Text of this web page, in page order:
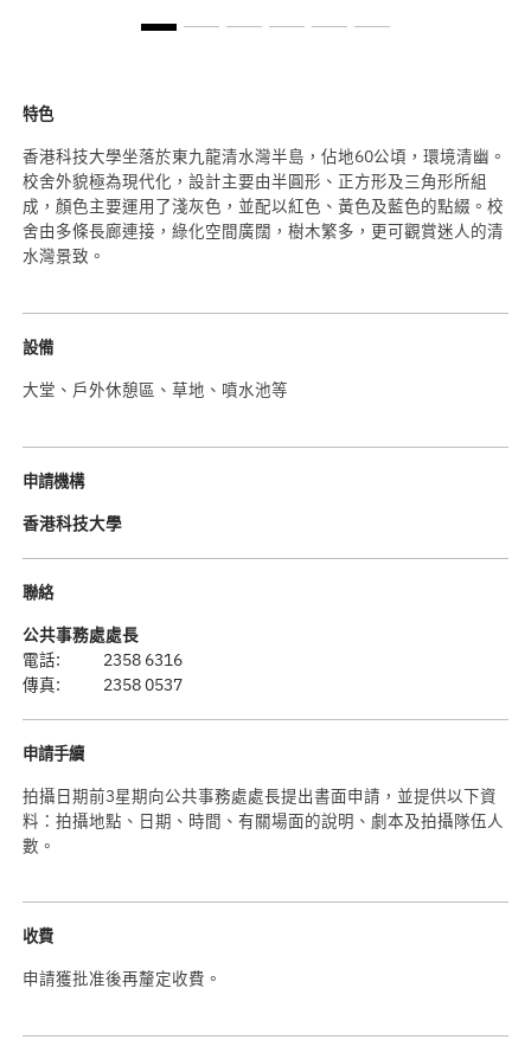
特色
香港科技大學坐落於東九龍清水灣半島，佔地60公頃，環境清幽。
校舍外貌極為現代化，設計主要由半圓形、正方形及三角形所組
成，顏色主要運用了淺灰色，並配以紅色、黃色及藍色的點綴。校
舍由多條長廊連接，綠化空間廣闊，樹木繁多，更可觀賞迷人的清
水灣景致。
設備
大堂、戶外休憩區、草地、噴水池等
申請機構
香港科技大學
聯絡
公共事務處處長
電話:
2358 6316
傳真:
2358 0537
申請手續
拍攝日期前3星期向公共事務處處長提出書面申請，並提供以下資
料：拍攝地點、日期、時間、有關場面的說明、劇本及拍攝隊伍人
數。
收費
申請獲批准後再釐定收費。